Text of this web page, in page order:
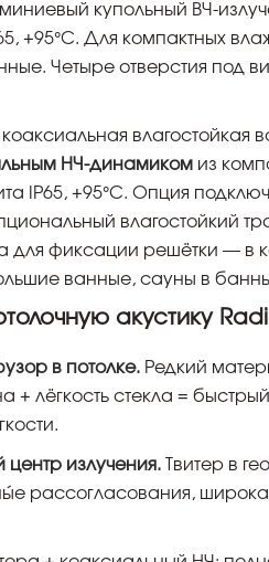
купольный ВЧ-
+95°C. Для компактных
Четыре отверстия под
влагостойкая
НЧ-динамиком из
IP65, +95°C. Опция
влагостойкий
для фиксации решётки — в
ванные, сауны в
акустику
в потолке. Редкий
+ лёгкость стекла =
излучения. Твитер в
рассогласования,